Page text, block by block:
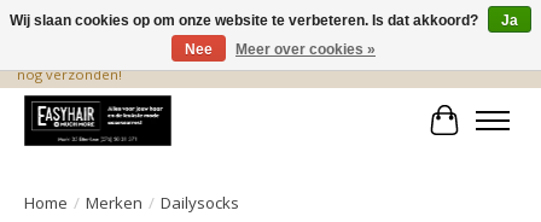
De beste produkten staan hier! Voor 15.00 uur besteld, wordt dezelfde dag
nog verzonden!
Home / Merken / Dailysocks
Wij slaan cookies op om onze website te verbeteren. Is dat akkoord?
Ja
Nee
Meer over cookies »